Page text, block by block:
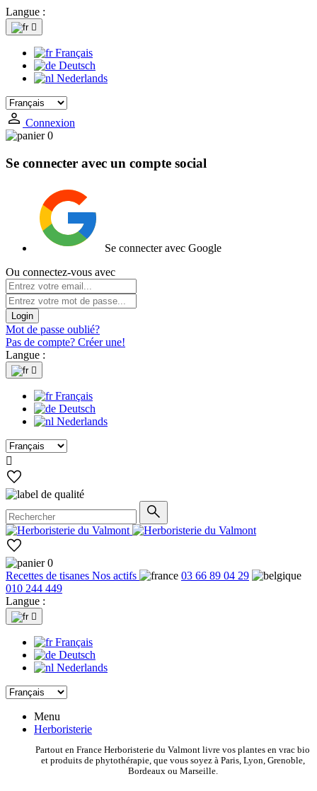
Langue :

Français
Deutsch
Nederlands
Connexion
0
Se connecter avec un compte social
Se connecter avec Google
Ou connectez-vous avec
Login
Mot de passe oublié?
Pas de compte? Créer une!
Langue :

Français
Deutsch
Nederlands

0
Recettes de tisanes Nos actifs
03 66 89 04 29
010 244 449
Langue :

Français
Deutsch
Nederlands
Menu
Herboristerie
Partout en France Herboristerie du Valmont livre vos plantes en vrac bio
et produits de phytothérapie, que vous soyez à Paris, Lyon, Grenoble,
Bordeaux ou Marseille.